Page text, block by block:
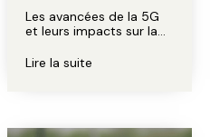
Les avancées de la 5G
et leurs impacts sur la…
Lire la suite